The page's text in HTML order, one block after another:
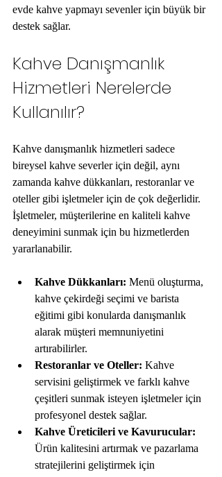
evde kahve yapmayı sevenler için büyük bir
destek sağlar.
Kahve Danışmanlık
Hizmetleri Nerelerde
Kullanılır?
Kahve danışmanlık hizmetleri sadece
bireysel kahve severler için değil, aynı
zamanda kahve dükkanları, restoranlar ve
oteller gibi işletmeler için de çok değerlidir.
İşletmeler, müşterilerine en kaliteli kahve
deneyimini sunmak için bu hizmetlerden
yararlanabilir.
Kahve Dükkanları: Menü oluşturma,
kahve çekirdeği seçimi ve barista
eğitimi gibi konularda danışmanlık
alarak müşteri memnuniyetini
artırabilirler.
Restoranlar ve Oteller: Kahve
servisini geliştirmek ve farklı kahve
çeşitleri sunmak isteyen işletmeler için
profesyonel destek sağlar.
Kahve Üreticileri ve Kavurucular:
Ürün kalitesini artırmak ve pazarlama
stratejilerini geliştirmek için